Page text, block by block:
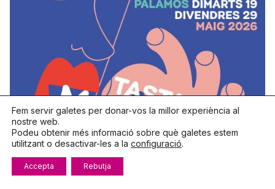
Fem servir galetes per donar-vos la millor experiència al
nostre web.
Podeu obtenir més informació sobre què galetes estem
utilitzant o desactivar-les a la configuració.
Accepta Rebutja